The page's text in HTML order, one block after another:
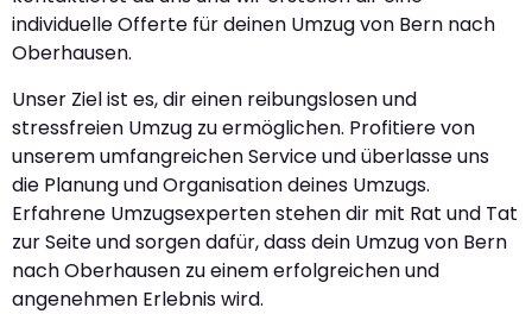
individuelle Offerte für deinen Umzug von Bern nach
Oberhausen.
Unser Ziel ist es, dir einen reibungslosen und
stressfreien Umzug zu ermöglichen. Profitiere von
unserem umfangreichen Service und überlasse uns
die Planung und Organisation deines Umzugs.
Erfahrene Umzugsexperten stehen dir mit Rat und Tat
zur Seite und sorgen dafür, dass dein Umzug von Bern
nach Oberhausen zu einem erfolgreichen und
angenehmen Erlebnis wird.